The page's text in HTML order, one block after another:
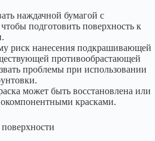
наждачной бумагой с
подготовить поверхность к
риск нанесения подкрашивающей
противообрастающей
проблемы при использовании
может быть восстановлена или
красками.